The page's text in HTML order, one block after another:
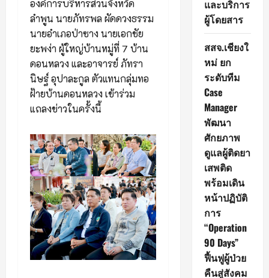
องค์การบริหารส่วนจังหวัด
ลำพูน นายภัทรพล ผัดดวงธรรม
นายอำเภอป่าซาง นายเอกชัย
ยะพง่า ผู้ใหญ่บ้านหมู่ที่ 7 บ้าน
ดอนหลวง และอาจารย์ ภัทรา
นิษฐ์ อุปาละกูล ตัวแทนกลุ่มทอ
ฝ้ายบ้านดอนหลวง เข้าร่วม
แถลงข่าวในครั้งนี้
และบริการ
ผู้โดยสาร
สสจ.เชียงใ
หม่ ยก
ระดับทีม
Case
Manager
พัฒนา
ศักยภาพ
ดูแลผู้ติดยา
เสพติด
พร้อมเดิน
หน้าปฏิบัติ
การ
“Operation
90 Days”
ฟื้นฟูผู้ป่วย
คืนสู่สังคม